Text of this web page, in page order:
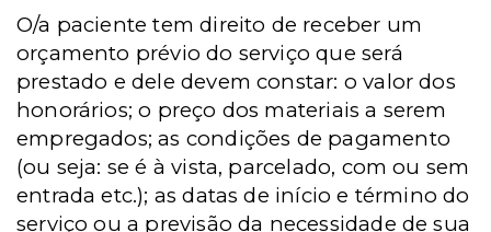
O/a paciente tem direito de receber um
orçamento prévio do serviço que será
prestado e dele devem constar: o valor dos
honorários; o preço dos materiais a serem
empregados; as condições de pagamento
(ou seja: se é à vista, parcelado, com ou sem
entrada etc.); as datas de início e término do
serviço ou a previsão da necessidade de sua